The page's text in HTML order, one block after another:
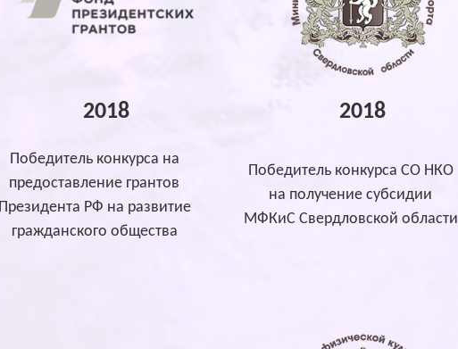
2018 2018
Победитель конкурса на
предоставление грантов
Президента РФ на развитие
гражданского общества
Победитель конкурса СО НКО
на получение субсидии
МФКиС Свердловской области